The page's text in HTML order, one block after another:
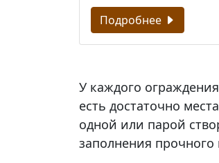
Подробнее
У каждого
есть достаточно
одной или парой
заполнения